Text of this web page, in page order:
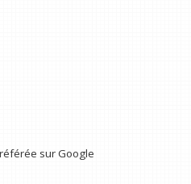
sur Google